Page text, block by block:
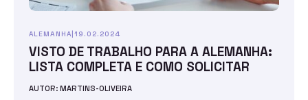
ALEMANHA|19.02.2024
VISTO DE TRABALHO PARA A ALEMANHA:
LISTA COMPLETA E COMO SOLICITAR
AUTOR: MARTINS-OLIVEIRA